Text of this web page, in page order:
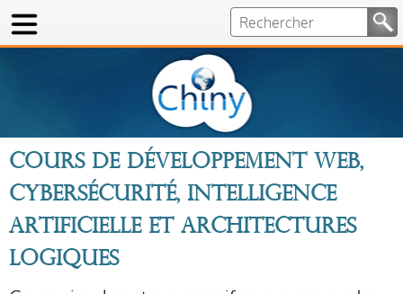
Cours de développement Web,
cybersécurité, intelligence
artificielle et architectures
logiques